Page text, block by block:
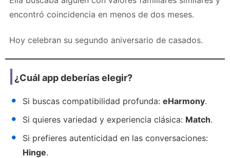
encontró coincidencia en menos de dos meses.
Hoy celebran su segundo aniversario de casados.
¿Cuál app deberías elegir?
Si buscas compatibilidad profunda: eHarmony.
Si quieres variedad y experiencia clásica: Match.
Si prefieres autenticidad en las conversaciones:
Hinge.